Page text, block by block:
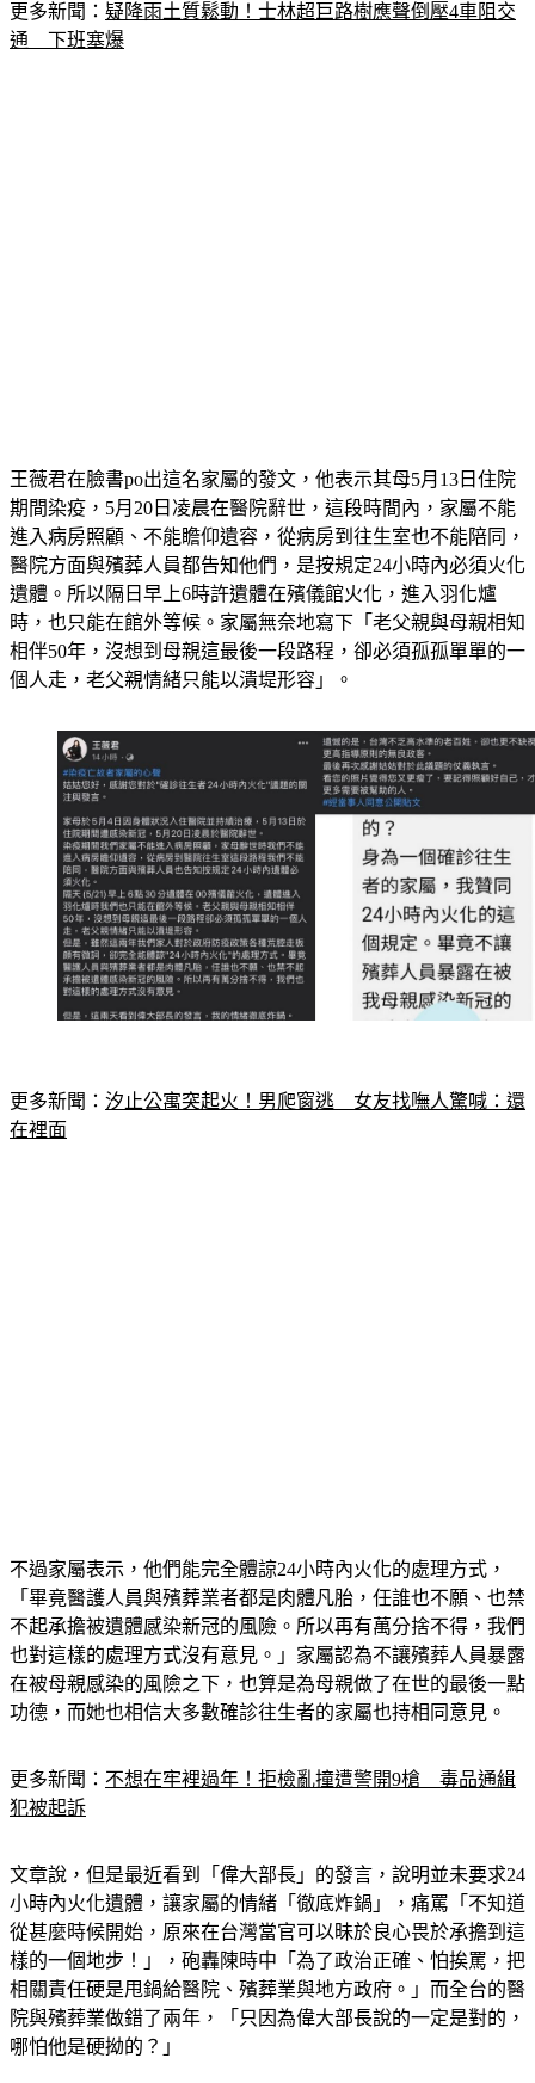
通　下班塞爆
期間染疫，5月20日凌晨在醫院辭世，這段時間內，家屬不能
進入病房照顧、不能瞻仰遺容，從病房到往生室也不能陪同，
醫院方面與殯葬人員都告知他們，是按規定24小時內必須火化
遺體。所以隔日早上6時許遺體在殯儀館火化，進入羽化爐
時，也只能在館外等候。家屬無奈地寫下「老父親與母親相知
相伴50年，沒想到母親這最後一段路程，卻必須孤孤單單的一
個人走，老父親情緒只能以潰堤形容」。
在裡面
「畢竟醫護人員與殯葬業者都是肉體凡胎，任誰也不願、也禁
不起承擔被遺體感染新冠的風險。所以再有萬分捨不得，我們
也對這樣的處理方式沒有意見。」家屬認為不讓殯葬人員暴露
在被母親感染的風險之下，也算是為母親做了在世的最後一點
功德，而她也相信大多數確診往生者的家屬也持相同意見。
犯被起訴
小時內火化遺體，讓家屬的情緒「徹底炸鍋」，痛罵「不知道
從甚麼時候開始，原來在台灣當官可以昧於良心畏於承擔到這
樣的一個地步！」，砲轟陳時中「為了政治正確、怕挨罵，把
相關責任硬是甩鍋給醫院、殯葬業與地方政府。」而全台的醫
院與殯葬業做錯了兩年，「只因為偉大部長說的一定是對的，
哪怕他是硬拗的？」